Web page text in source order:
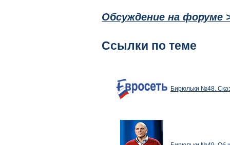
Обсуждение на форуме
Ссылки по теме
Бирюльки №48.